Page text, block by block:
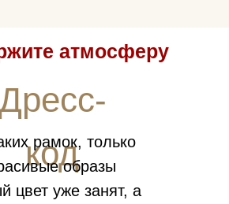
код
рамок, только
образы
цвет уже занят, а
атмосферу